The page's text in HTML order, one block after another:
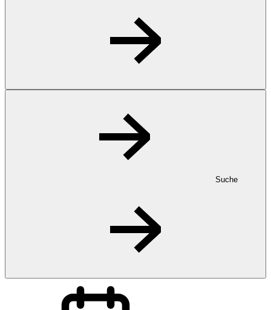
Suche